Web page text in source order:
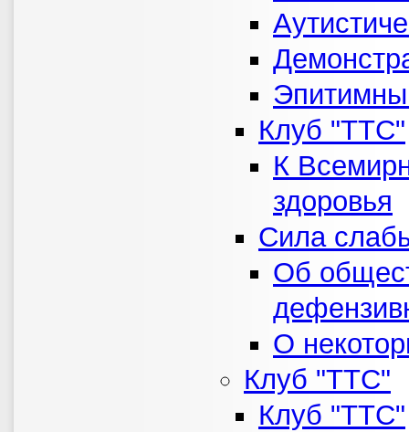
Клуб "ТТС"
К
здоровья
Сила
Об
О
Клуб "ТТС"
Клуб "ТТС"